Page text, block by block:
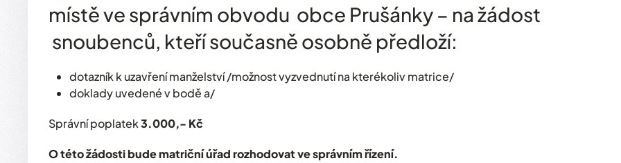
místě ve správním obvodu obce Prušánky – na žádost
snoubenců, kteří současně osobně předloží:
dotazník k uzavření manželství /možnost vyzvednutí na kterékoliv matrice/
doklady uvedené v bodě a/
Správní poplatek3.000,- Kč
O této žádosti bude matriční úřad rozhodovat ve správním řízení.